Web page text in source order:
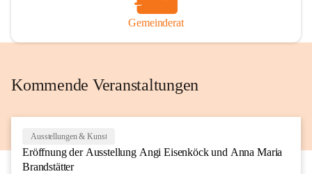
Gemeinderat
Kommende Veranstaltungen
AUG
Ausstellungen & Kunst
Eröffnung der Ausstellung Angi Eisenköck und Anna Maria
Brandstätter